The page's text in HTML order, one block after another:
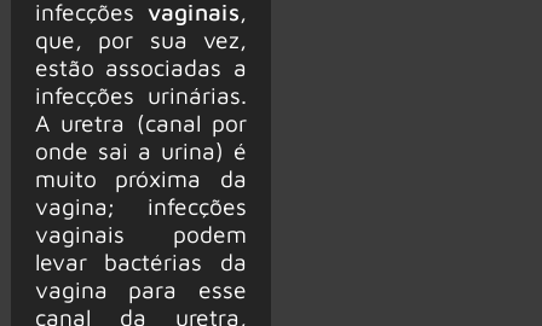
infecções vaginais,
que, por sua vez,
estão associadas a
infecções urinárias.
A uretra (canal por
onde sai a urina) é
muito próxima da
vagina; infecções
vaginais podem
levar bactérias da
vagina para esse
canal da uretra,